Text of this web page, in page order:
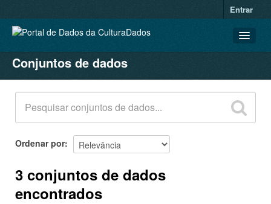
Entrar
CONJUNTOS DE DADOS
ORGANIZAÇÕES
GRUPOS
SOBRE
Conjuntos de dados
Ordenar por
3 conjuntos de dados
encontrados